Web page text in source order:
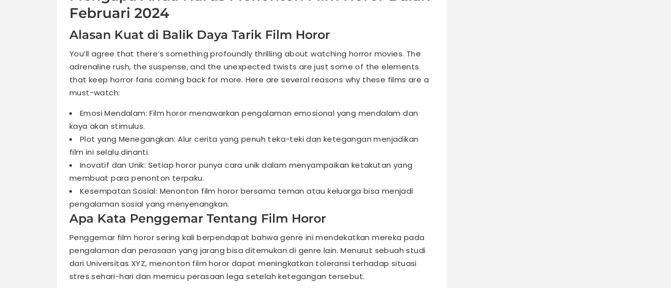
Februari 2024
Alasan Kuat di Balik Daya Tarik Film Horor
You’ll agree that there’s something profoundly thrilling about watching horror movies. The
adrenaline rush, the suspense, and the unexpected twists are just some of the elements
that keep horror fans coming back for more. Here are several reasons why these films are a
must-watch:
Emosi Mendalam: Film horor menawarkan pengalaman emosional yang mendalam dan
kaya akan stimulus.
Plot yang Menegangkan: Alur cerita yang penuh teka-teki dan ketegangan menjadikan
film ini selalu dinanti.
Inovatif dan Unik: Setiap horor punya cara unik dalam menyampaikan ketakutan yang
membuat para penonton terpaku.
Kesempatan Sosial: Menonton film horor bersama teman atau keluarga bisa menjadi
pengalaman sosial yang menyenangkan.
Apa Kata Penggemar Tentang Film Horor
Penggemar film horor sering kali berpendapat bahwa genre ini mendekatkan mereka pada
pengalaman dan perasaan yang jarang bisa ditemukan di genre lain. Menurut sebuah studi
dari Universitas XYZ, menonton film horor dapat meningkatkan toleransi terhadap situasi
stres sehari-hari dan memicu perasaan lega setelah ketegangan tersebut.